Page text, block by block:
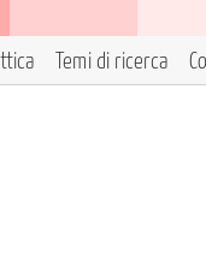
Temi di ricerca